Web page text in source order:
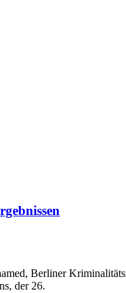
Berliner
der 26.